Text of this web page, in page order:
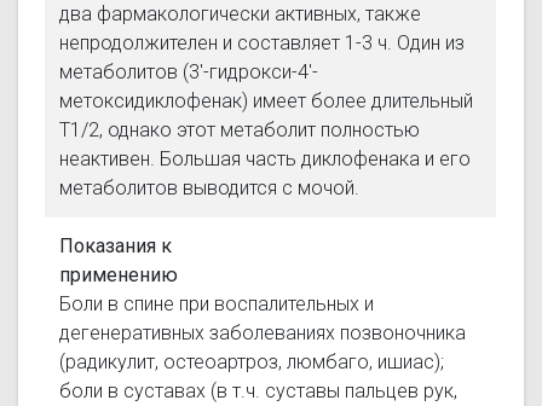
два фармакологически активных, также
непродолжителен и составляет 1-3 ч. Один из
метаболитов (3'-гидрокси-4'-
метоксидиклофенак) имеет более длительный
T1/2, однако этот метаболит полностью
неактивен. Большая часть диклофенака и его
метаболитов выводится с мочой.
Показания к
применению
Боли в спине при воспалительных и
дегенеративных заболеваниях позвоночника
(радикулит, остеоартроз, люмбаго, ишиас);
боли в суставах (в т.ч. суставы пальцев рук,